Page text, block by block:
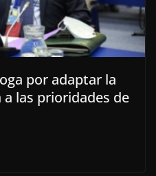
por adaptar la
las prioridades de